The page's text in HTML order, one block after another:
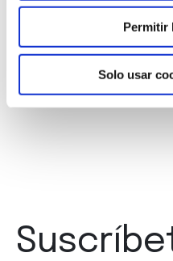
Permitir
Solo usar